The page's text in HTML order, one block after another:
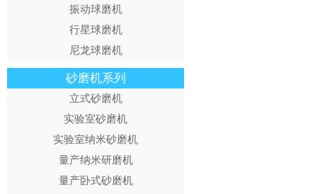
振动球磨机
行星球磨机
尼龙球磨机
砂磨机系列
立式砂磨机
实验室砂磨机
实验室纳米砂磨机
量产纳米研磨机
量产卧式砂磨机